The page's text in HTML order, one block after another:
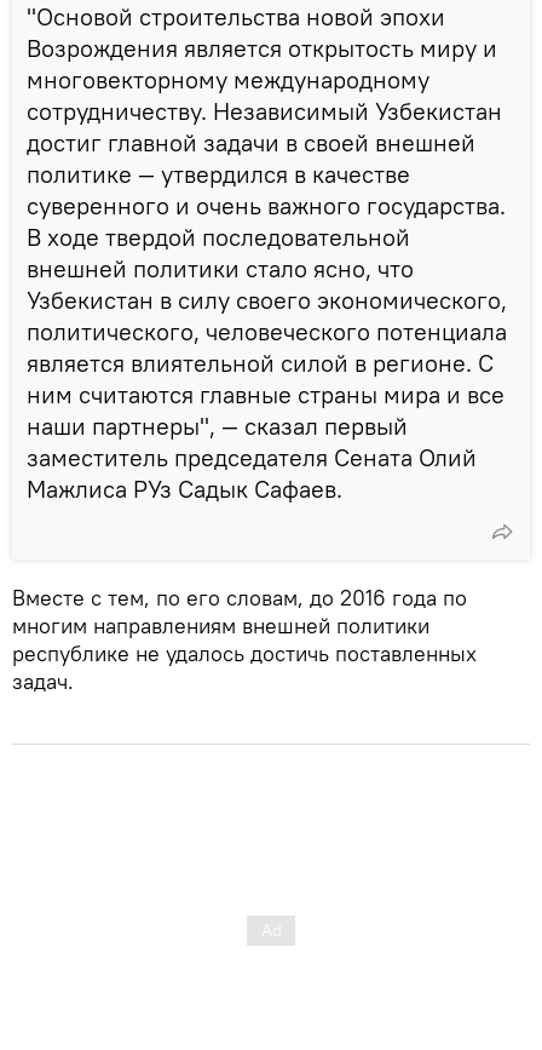
"Основой строительства новой эпохи
Возрождения является открытость миру и
многовекторному международному
сотрудничеству. Независимый Узбекистан
достиг главной задачи в своей внешней
политике — утвердился в качестве
суверенного и очень важного государства.
В ходе твердой последовательной
внешней политики стало ясно, что
Узбекистан в силу своего экономического,
политического, человеческого потенциала
является влиятельной силой в регионе. С
ним считаются главные страны мира и все
наши партнеры", — сказал первый
заместитель председателя Сената Олий
Мажлиса РУз Садык Сафаев.
Вместе с тем, по его словам, до 2016 года по
многим направлениям внешней политики
республике не удалось достичь поставленных
задач.